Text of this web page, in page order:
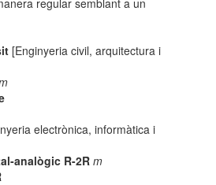
regular semblant a un
[Enginyeria civil, arquitectura i
electrònica, informàtica i
analògic R-2R m